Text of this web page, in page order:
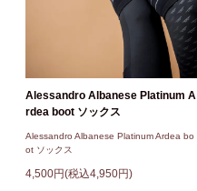
Alessandro Albanese Platinum A
rdea boot ソックス
Alessandro Albanese Platinum Ardea bo
ot ソックス
4,500円(税込4,950円)